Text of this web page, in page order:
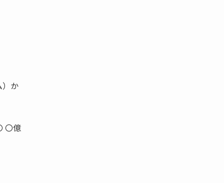
）か
〇億